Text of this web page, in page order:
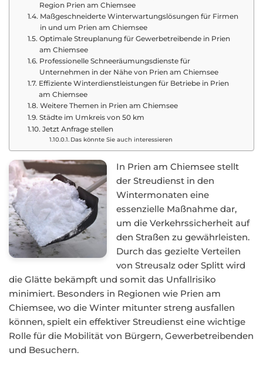
Region Prien am Chiemsee
Maßgeschneiderte Winterwartungslösungen für Firmen
in und um Prien am Chiemsee
Optimale Streuplanung für Gewerbetreibende in Prien
am Chiemsee
Professionelle Schneeräumungsdienste für
Unternehmen in der Nähe von Prien am Chiemsee
Effiziente Winterdienstleistungen für Betriebe in Prien
am Chiemsee
Weitere Themen in Prien am Chiemsee
Städte im Umkreis von 50 km
Jetzt Anfrage stellen
Das könnte Sie auch interessieren
In Prien am Chiemsee stellt
der Streudienst in den
Wintermonaten eine
essenzielle Maßnahme dar,
um die Verkehrssicherheit auf
den Straßen zu gewährleisten.
Durch das gezielte Verteilen
von Streusalz oder Splitt wird
die Glätte bekämpft und somit das Unfallrisiko
minimiert. Besonders in Regionen wie Prien am
Chiemsee, wo die Winter mitunter streng ausfallen
können, spielt ein effektiver Streudienst eine wichtige
Rolle für die Mobilität von Bürgern, Gewerbetreibenden
und Besuchern.